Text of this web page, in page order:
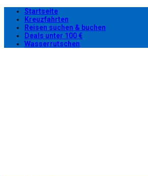
Startseite
Kreuzfahrten
Reisen suchen & buchen
Deals unter 100 €
Wasserrutschen